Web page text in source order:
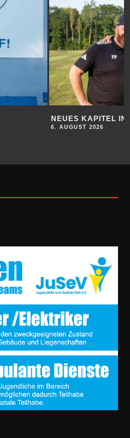
NEUES KAPITEL IN
6. AUGUST 2026